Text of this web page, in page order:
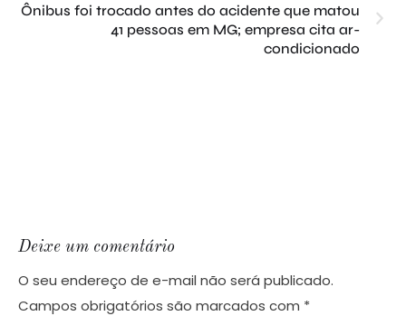
Ônibus foi trocado antes do acidente que matou
41 pessoas em MG; empresa cita ar-
condicionado
Deixe um comentário
O seu endereço de e-mail não será publicado.
Campos obrigatórios são marcados com *